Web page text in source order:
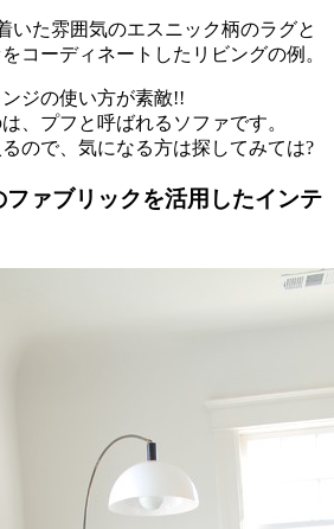
いた雰囲気のエスニック柄のラグと
コーディネートしたリビングの例。
ジの使い方が素敵!!
、プフと呼ばれるソファです。
ので、気になる方は探してみては?
ファブリックを活用したインテ